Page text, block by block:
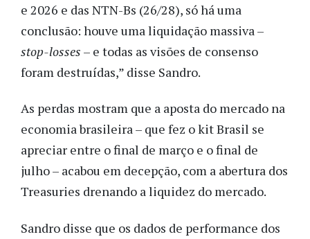
e 2026 e das NTN-Bs (26/28), só há uma
conclusão: houve uma liquidação massiva –
stop-losses – e todas as visões de consenso
foram destruídas,” disse Sandro.
As perdas mostram que a aposta do mercado na
economia brasileira – que fez o kit Brasil se
apreciar entre o final de março e o final de
julho – acabou em decepção, com a abertura dos
Treasuries drenando a liquidez do mercado.
Sandro disse que os dados de performance dos